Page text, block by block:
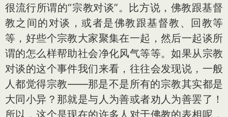
很流行所谓的“宗教对谈”。比方说，佛教跟基督
教之间的对谈，或者是佛教跟基督教、回教等
等，好些个宗教大家聚集在一起，然后一起谈所
谓的怎么样帮助社会净化风气等等。如果从宗教
对谈的这个事件我们来看，往往会发现说，一般
人都觉得宗教——那是不是所有的宗教其实都是
大同小异？那就是与人为善或者劝人为善罢了！
所以，这个是现在的许多人对于佛教的表相呢，